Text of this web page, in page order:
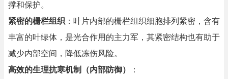
撑和保护。
紧密的栅栏组织 ：叶片内部的栅栏组织细胞排列紧密，含有
丰富的叶绿体，是光合作用的主力军，其紧密结构也有助于
减少内部空间，降低冻伤风险。
高效的生理抗寒机制（内部防御）
：